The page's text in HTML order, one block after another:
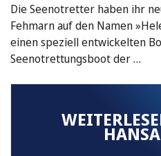
Die Seenotretter haben ihr
Fehmarn auf den Namen
einen speziell entwickelten
Seenotrettungsboot der …